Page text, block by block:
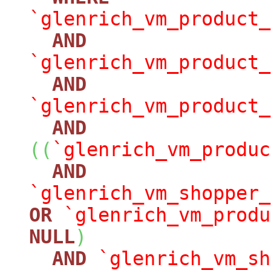
AND
AND
AND
( (
AND
OR
NULL)
AND